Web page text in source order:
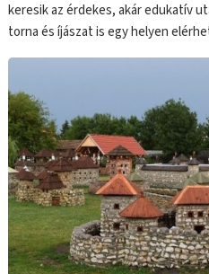
keresik az érdekes, akár edukatív
torna és íjászat is egy helyen